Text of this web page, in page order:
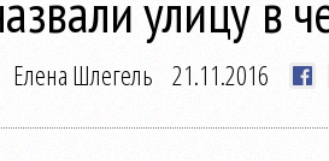
Елена Шлегель 21.11.2016